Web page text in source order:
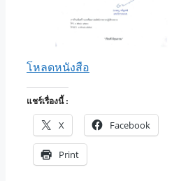
โหลดหนังสือ
แชร์เรื่องนี้ :
X Facebook
Print